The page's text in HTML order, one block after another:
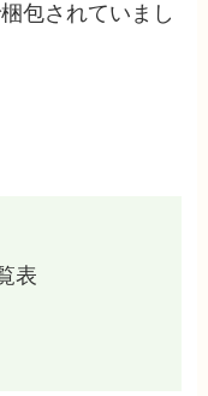
包されていまし
表